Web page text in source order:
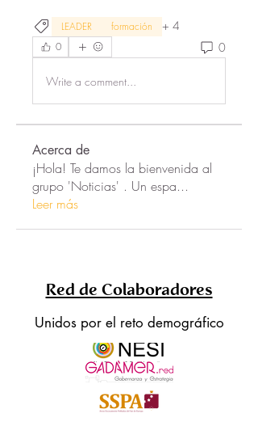
LEADER formación + 4
0 0
Write a comment...
Acerca de
¡Hola! Te damos la bienvenida al
grupo 'Noticias' . Un espa...
Leer más
Red de Colaboradores
Unidos por el reto demográfico